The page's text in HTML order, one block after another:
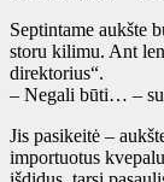
Septintame aukšte
storu kilimu. Ant
direktorius“.
– Negali būti… –
Jis pasikeitė –
importuotus